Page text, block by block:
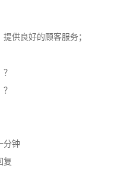
供良好的顾客服务；
分钟
复